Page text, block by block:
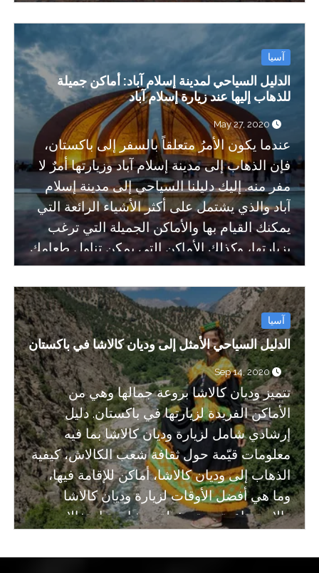
آسيا
الدليل السياحي لمدينة إسلام آباد: أماكن جميلة
للذهاب إليها عند زيارة إسلام آباد
May 27, 2020
عندما يكون الأمرُ متعلقاً بالسفر إلى باكستان،
فإن الذهاب إلى مدينة إسلام آباد وزيارتها أمرٌ لا
مفر منه. إليك دليلنا السياحي إلى مدينة إسلام
آباد والذي يشتمل على أكثر الأشياء الرائعة التي
يمكنك القيام بها والأماكن الجميلة التي ترغب
بزيارتها، وكذلك الأماكن التي يمكن تناول طعامك
فيها، وأيضاً كيفية التجول في المدينة والتمتع
بذلك.
آسيا
الدليل السياحي الأمثل إلى وديان كالاشا في باكستان
Sep 14, 2020
تتميز وديان كالاشا بروعة جمالها وهي من
الأماكن الفريدة لزيارتها في باكستان. دليل
إرشادي شامل لزيارة وديان كالاشا بما فيه
معلومات قيّمة حول ثقافة شعب الكالاش، كيفية
الذهاب إلى وديان كالاشا، أماكن للإقامة فيها،
وما هي أفضل الأوقات لزيارة وديان كالاشا
والاستمتاع بتجربة مذهلة بمشاهدة احتفالات